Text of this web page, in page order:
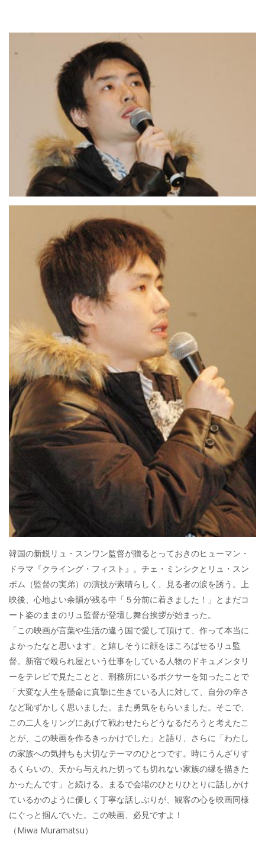
韓国の新鋭リュ・スンワン監督が贈るとっておきのヒューマン・
ドラマ『クライング・フィスト』。チェ・ミンシクとリュ・スン
ボム（監督の実弟）の演技が素晴らしく、見る者の涙を誘う。上
映後、心地よい余韻が残る中「５分前に着きました！」とまだコ
ート姿のままのリュ監督が登壇し舞台挨拶が始まった。
「この映画が言葉や生活の違う国で愛して頂けて、作って本当に
よかったなと思います」と嬉しそうに顔をほころばせるリュ監
督。新宿で殴られ屋という仕事をしている人物のドキュメンタリ
ーをテレビで見たことと、刑務所にいるボクサーを知ったことで
「大変な人生を懸命に真摯に生きている人に対して、自分の辛さ
など恥ずかしく思いました。また勇気をもらいました。そこで、
この二人をリングにあげて戦わせたらどうなるだろうと考えたこ
とが、この映画を作るきっかけでした」と語り、さらに「わたし
の家族への気持ちも大切なテーマのひとつです。時にうんざりす
るくらいの、天から与えれた切っても切れない家族の縁を描きた
かったんです」と続ける。まるで会場のひとりひとりに話しかけ
ているかのように優しく丁寧な話しぶりが、観客の心を映画同様
にぐっと掴んでいた。この映画、必見ですよ！
（Miwa Muramatsu）